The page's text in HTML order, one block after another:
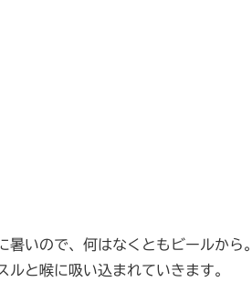
いので、何はなくともビールから。
と喉に吸い込まれていきます。